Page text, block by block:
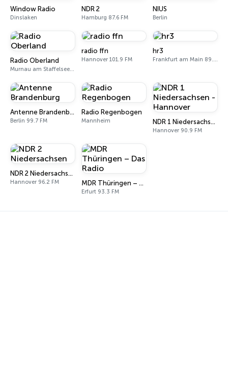
Window Radio
Dinslaken
NDR 2
Hamburg 87.6 FM
NIUS
Berlin
Radio Oberland
Murnau am Staffelsee 97.5 FM
radio ffn
Hannover 101.9 FM
hr3
Frankfurt am Main 89.3 FM
Antenne Brandenburg
Berlin 99.7 FM
Radio Regenbogen
Mannheim NDR 1 Niedersachsen - Hannover
Hannover 90.9 FM
NDR 2 Niedersachsen
Hannover 96.2 FM MDR Thüringen – Das Radio
Erfurt 93.3 FM